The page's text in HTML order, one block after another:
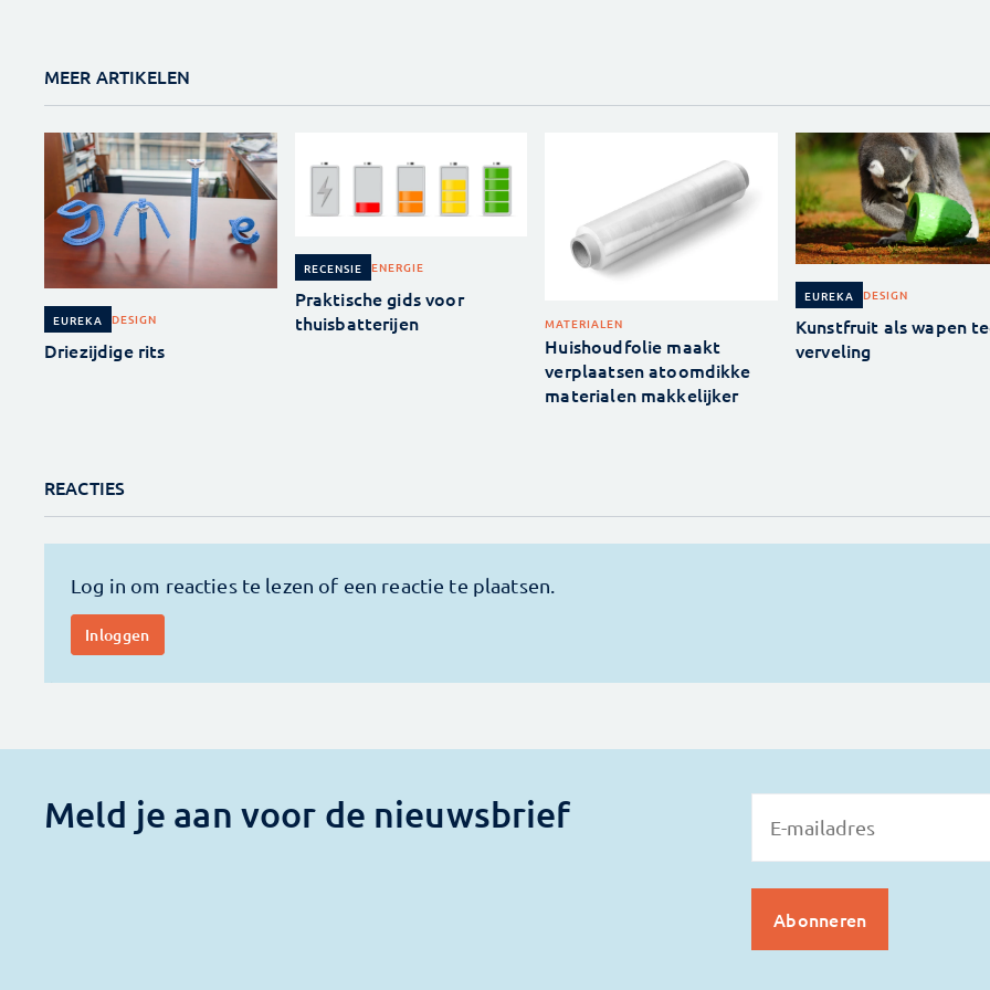
MEER ARTIKELEN
EUREKA DESIGN
Driezijdige rits
RECENSIE ENERGIE
Praktische gids voor
thuisbatterijen
MATERIALEN
Huishoudfolie maakt
verplaatsen atoomdikke
materialen makkelijker
EUREKA DESIGN
Kunstfruit als wapen
verveling
REACTIES
Meld je aan voor de nieuwsbrief